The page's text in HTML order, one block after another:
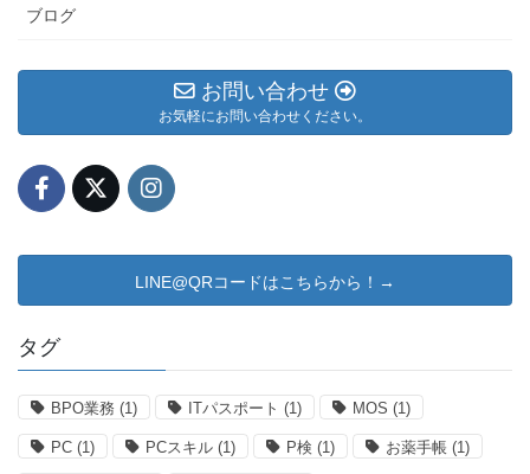
ブログ
お問い合わせ
お気軽にお問い合わせください。
LINE@QRコードはこちらから！→
タグ
BPO業務 (1) ITパスポート (1) MOS (1)
PC (1) PCスキル (1) P検 (1) お薬手帳 (1)